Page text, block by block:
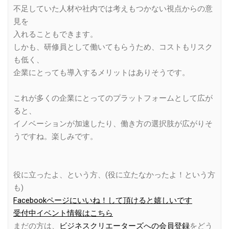
不足していた人材や社内では考えもつかない視点からの意
見を
入れることもできます。
しかも、研修員として働いてもらうため、コストもリスク
も低く、
企業にとっても導入するメリットはありそうです。
これが多くの企業にとってのプラットフォームとして広が
ると、
イノベーションが加速したり、働き方の選択肢が広がりそ
うですね。楽しみです。
役に立ったよ、という方、(役に立たなかったよ！という方
も)
Facebookページにいいね！して頂けると嬉しいです
受付中イベント情報はこちら
まだの方は、
ビジネスクリエーターズへの会員登録をどう